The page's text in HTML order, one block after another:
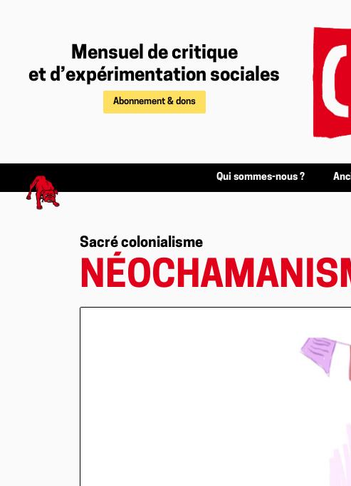
Mensuel de critique
et d’expérimentation sociales
Abonnement & dons
Qui sommes-nous ?
Sacré colonialisme